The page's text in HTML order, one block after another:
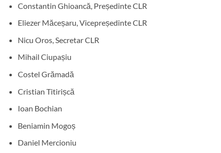
Constantin Ghioancă, Președinte CLR
Eliezer Măceșaru, Vicepreședinte CLR
Nicu Oros, Secretar CLR
Mihail Ciupașiu
Costel Grămadă
Cristian Titirișcă
Ioan Bochian
Beniamin Mogoș
Daniel Mercioniu